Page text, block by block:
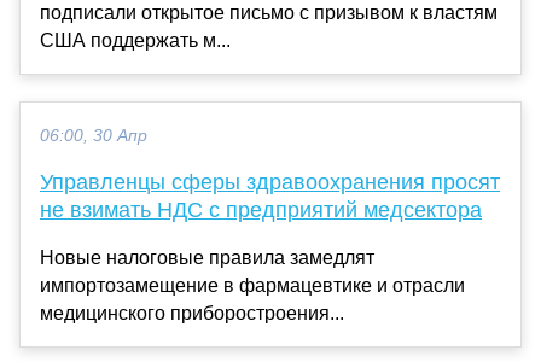
подписали открытое письмо с призывом к властям
США поддержать м...
06:00, 30 Апр
Управленцы сферы здравоохранения просят
не взимать НДС с предприятий медсектора
Новые налоговые правила замедлят
импортозамещение в фармацевтике и отрасли
медицинского приборостроения...